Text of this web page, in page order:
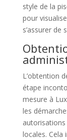
style de la
pour
s’assurer de
L’obtention
étape
mesure à
les
locales. Cela